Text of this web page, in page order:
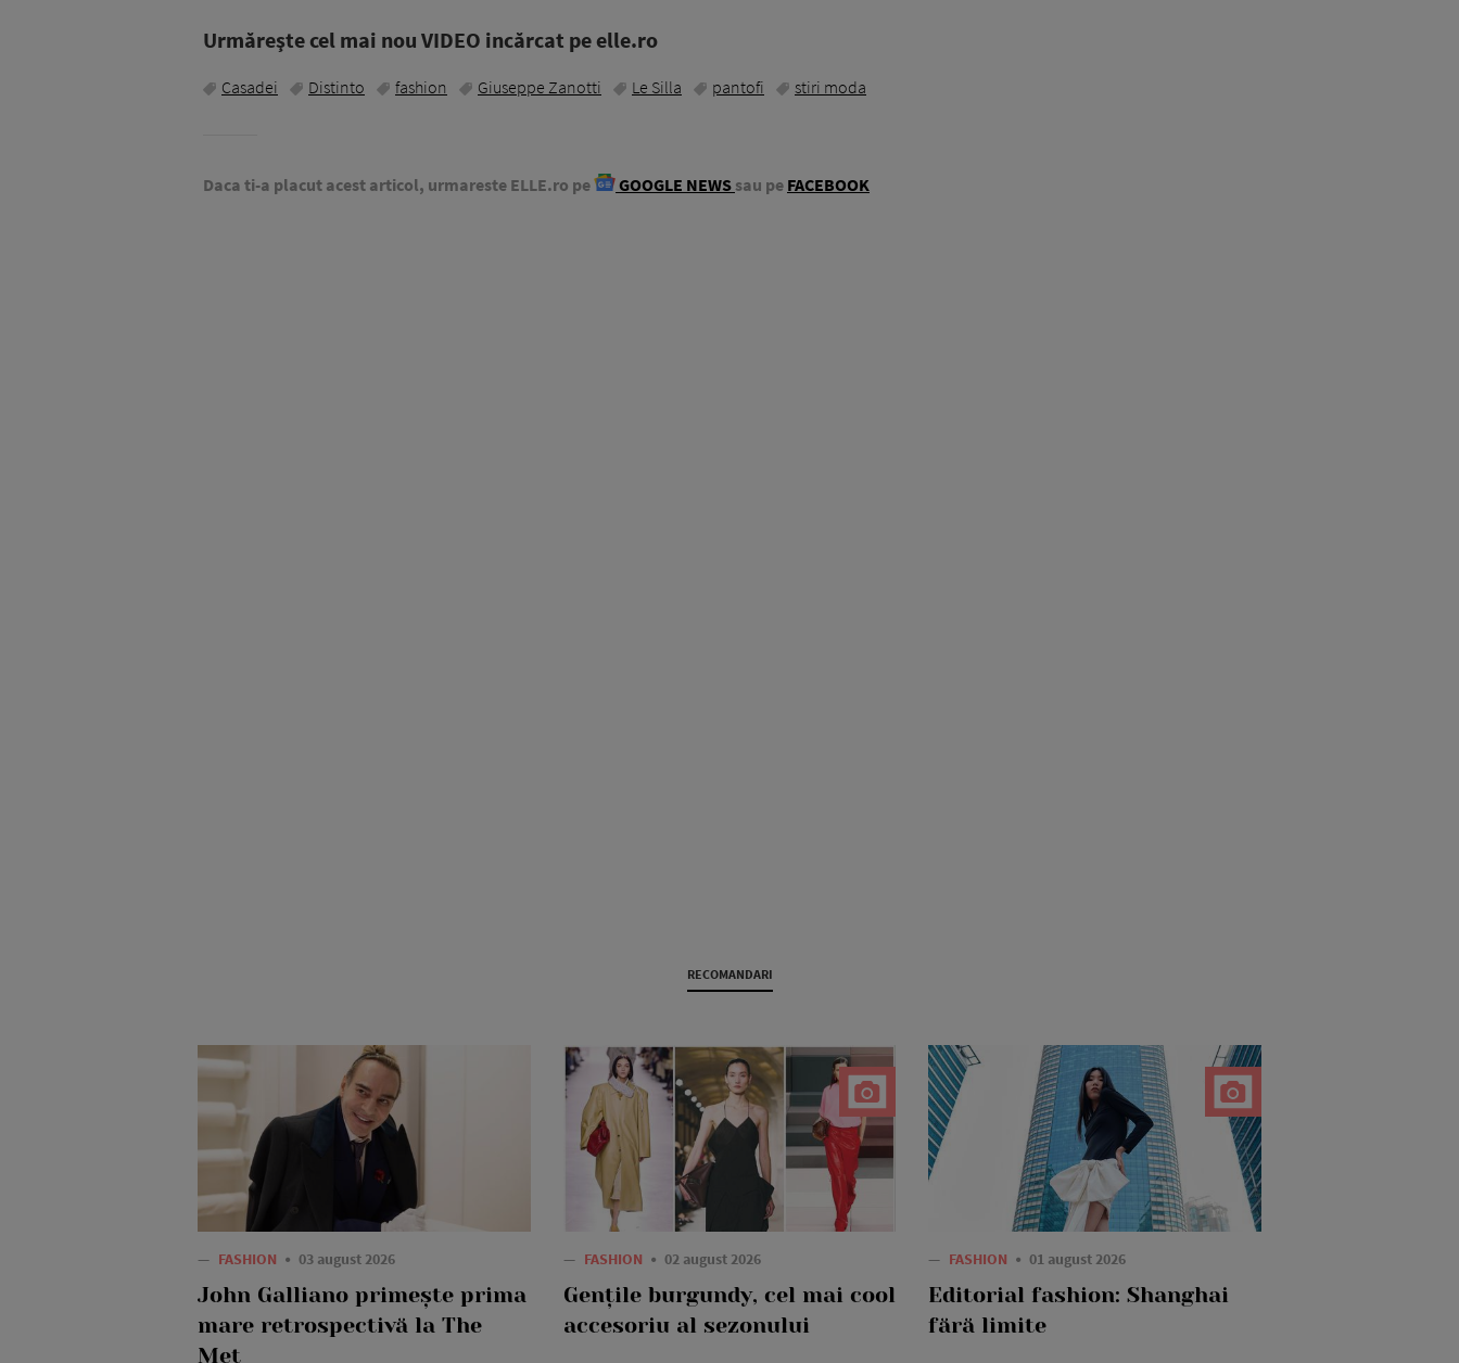
Urmăreşte cel mai nou VIDEO incărcat pe elle.ro
Casadei Distinto fashion Giuseppe Zanotti Le Silla pantofi stiri moda
Daca ti-a placut acest articol, urmareste ELLE.ro pe GOOGLE NEWS sau pe FACEBOOK
RECOMANDARI
— FASHION 03 august 2026
John Galliano primește prima
mare retrospectivă la The
Met
— FASHION 02 august 2026
Gențile burgundy, cel mai cool
accesoriu al sezonului
— FASHION 01 august 2026
Editorial fashion: Shanghai
fără limite